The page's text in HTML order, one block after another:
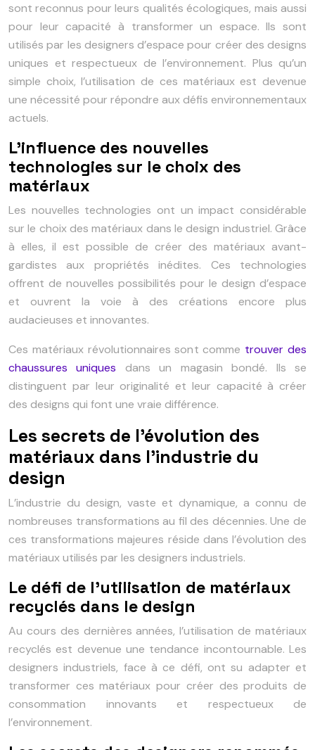
sont reconnus pour leurs qualités écologiques, mais aussi
pour leur capacité à transformer un espace. Ils sont
utilisés par les designers d’espace pour créer des designs
uniques et respectueux de l’environnement. Plus qu’un
simple choix, l’utilisation de ces matériaux est devenue
une nécessité pour répondre aux défis environnementaux
actuels.
L’influence des nouvelles
technologies sur le choix des
matériaux
Les nouvelles technologies ont un impact considérable
sur le choix des matériaux dans le design industriel. Grâce
à elles, il est possible de créer des matériaux avant-
gardistes aux propriétés inédites. Ces technologies
offrent de nouvelles possibilités pour le design d’espace
et ouvrent la voie à des créations encore plus
audacieuses et innovantes.
Ces matériaux révolutionnaires sont comme trouver des
chaussures uniques dans un magasin bondé. Ils se
distinguent par leur originalité et leur capacité à créer
des designs qui font une vraie différence.
Les secrets de l’évolution des
matériaux dans l’industrie du
design
L’industrie du design, vaste et dynamique, a connu de
nombreuses transformations au fil des décennies. Une de
ces transformations majeures réside dans l’évolution des
matériaux utilisés par les designers industriels.
Le défi de l’utilisation de matériaux
recyclés dans le design
Au cours des dernières années, l’utilisation de matériaux
recyclés est devenue une tendance incontournable. Les
designers industriels, face à ce défi, ont su adapter et
transformer ces matériaux pour créer des produits de
consommation innovants et respectueux de
l’environnement.